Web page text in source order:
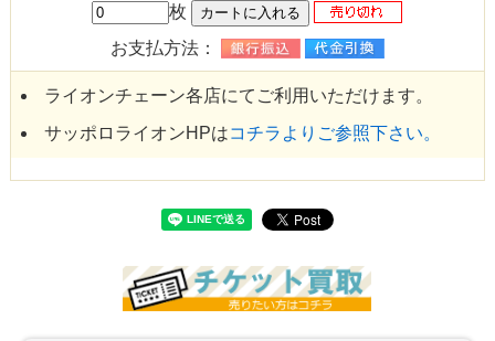
枚
お支払方法：
ライオンチェーン各店にてご利用いただけます。
サッポロライオンHPはコチラよりご参照下さい。